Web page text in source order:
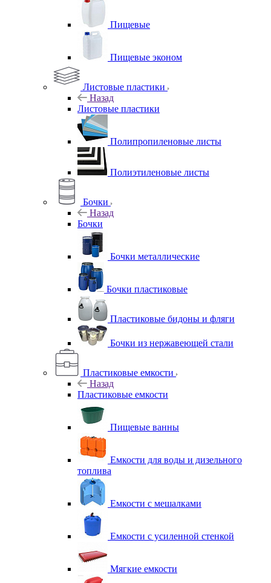
Пищевые
Пищевые эконом
Листовые пластики
Назад
Листовые пластики
Полипропиленовые листы
Полиэтиленовые листы
Бочки
Назад
Бочки
Бочки металлические
Бочки пластиковые
Пластиковые бидоны и фляги
Бочки из нержавеющей стали
Пластиковые емкости
Назад
Пластиковые емкости
Пищевые ванны
Емкости для воды и дизельного
топлива
Емкости с мешалками
Емкости с усиленной стенкой
Мягкие емкости